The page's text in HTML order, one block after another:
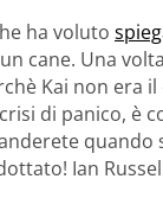
ha voluto
cane. Una
Kai non era
di panico, è
quando
Ian